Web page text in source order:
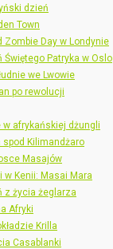
dzień
Town
Zombie Day w Londynie
Świętego Patryka w Oslo
we Lwowie
po rewolucji
w afrykańskiej dżungli
spod Kilimandżaro
Masajów
w Kenii: Masai Mara
z życia żeglarza
Afryki
Krilla
Casablanki